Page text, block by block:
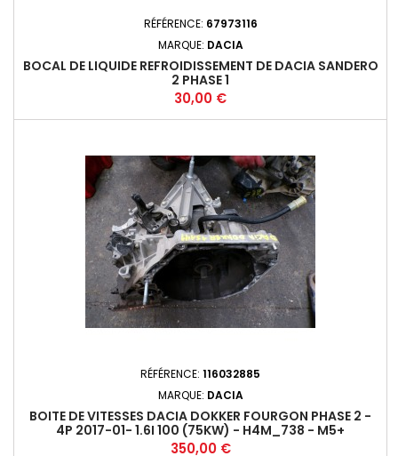
RÉFÉRENCE: 67973116
MARQUE: DACIA
BOCAL DE LIQUIDE REFROIDISSEMENT DE DACIA SANDERO
2 PHASE 1
Prix
30,00 €
RÉFÉRENCE: 116032885
MARQUE: DACIA
BOITE DE VITESSES DACIA DOKKER FOURGON PHASE 2 -
4P 2017-01- 1.6I 100 (75KW) - H4M_738 - M5+
Prix
350,00 €